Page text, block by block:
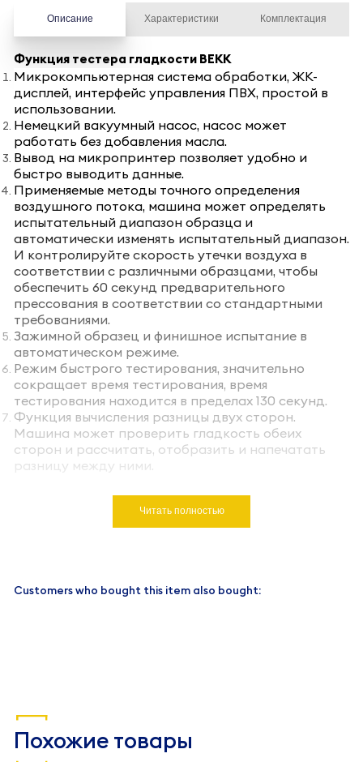
Описание Характеристики Комплектация
Функция тестера гладкости BEKK
Микрокомпьютерная система обработки, ЖК-
дисплей, интерфейс управления ПВХ, простой в
использовании.
Немецкий вакуумный насос, насос может
работать без добавления масла.
Вывод на микропринтер позволяет удобно и
быстро выводить данные.
Применяемые методы точного определения
воздушного потока, машина может определять
испытательный диапазон образца и
автоматически изменять испытательный диапазон.
И контролируйте скорость утечки воздуха в
соответствии с различными образцами, чтобы
обеспечить 60 секунд предварительного
прессования в соответствии со стандартными
требованиями.
Зажимной образец и финишное испытание в
автоматическом режиме.
Режим быстрого тестирования, значительно
сокращает время тестирования, время
тестирования находится в пределах 130 секунд.
Функция вычисления разницы двух сторон.
Машина может проверить гладкость обеих
сторон и рассчитать, отобразить и напечатать
разницу между ними.
Читать полностью
Customers who bought this item also bought:
Похожие товары